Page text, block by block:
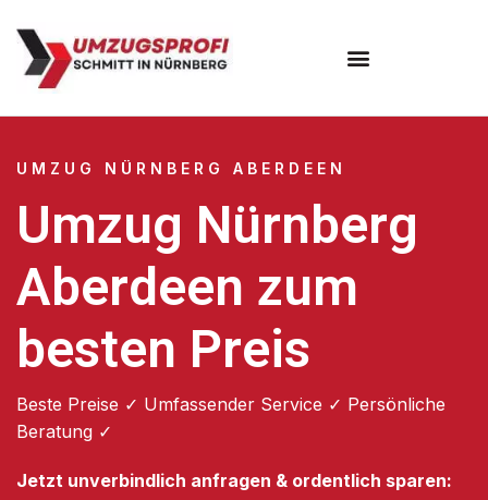
UMZUG NÜRNBERG ABERDEEN
Umzug Nürnberg
Aberdeen zum
besten Preis
Beste Preise ✓ Umfassender Service ✓ Persönliche
Beratung ✓
Jetzt unverbindlich anfragen & ordentlich sparen: